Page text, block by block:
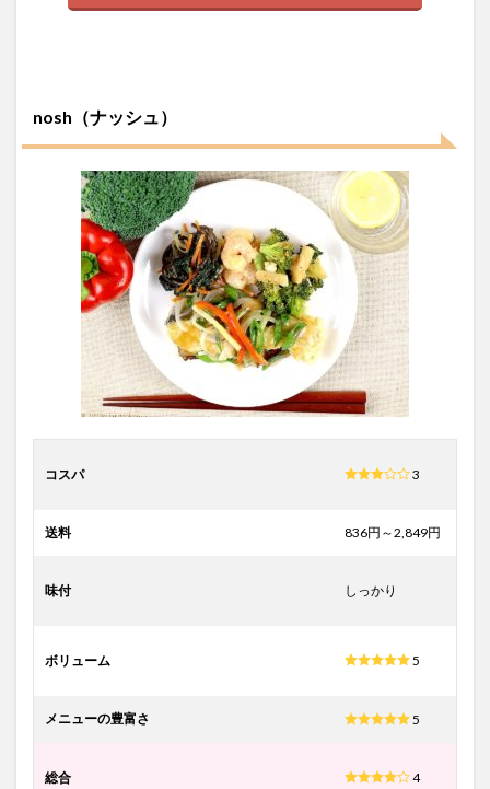
nosh（ナッシュ）
コスパ 3
送料 836円～2,849円
味付 しっかり
ボリューム 5
メニューの豊富さ 5
総合 4